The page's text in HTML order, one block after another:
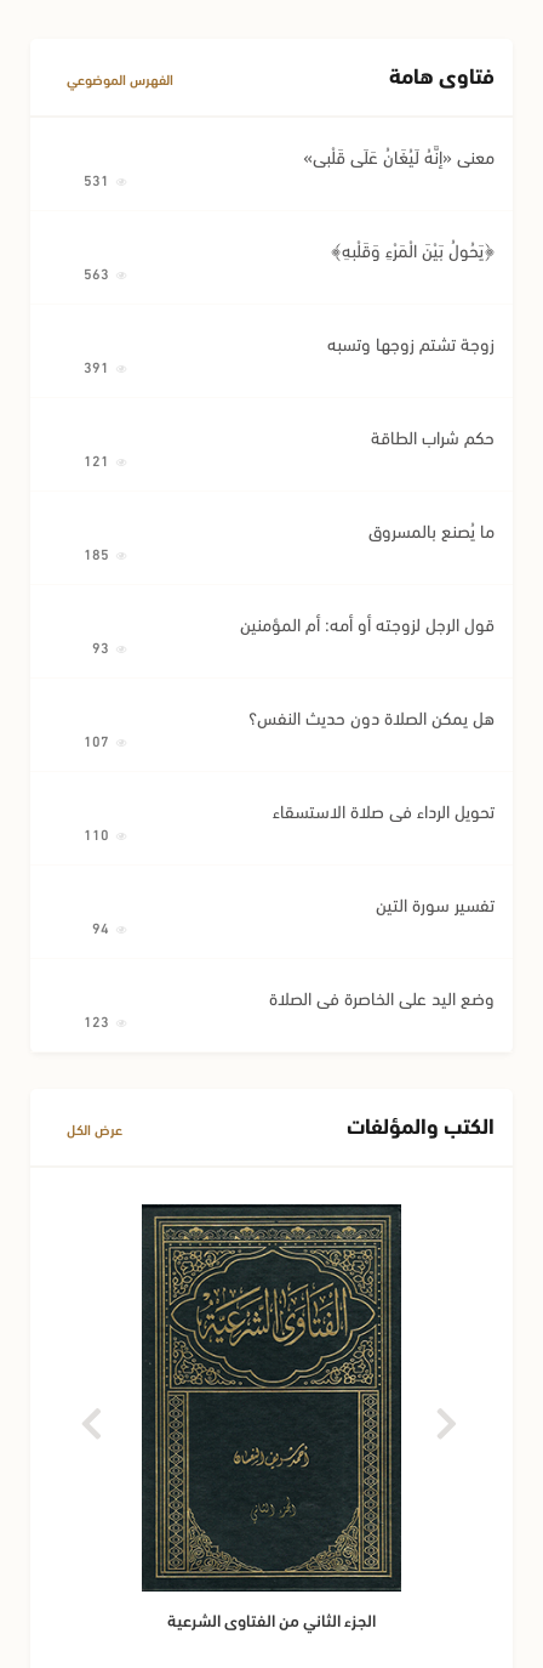
مسائل متفرقة في المعاملات
فتاوى هامة الفهرس الموضوعي
معنى «إِنَّهُ لَيُغَانُ عَلَى قَلْبِي»
﴿يَحُولُ بَيْنَ الْمَرْءِ وَقَلْبِهِ﴾
زوجة تشتم زوجها وتسبه
حكم شراب الطاقة
ما يُصنع بالمسروق
قول الرجل لزوجته أو أمه: أم المؤمنين
هل يمكن الصلاة دون حديث النفس؟
تحويل الرداء في صلاة الاستسقاء
تفسير سورة التين
وضع اليد على الخاصرة في الصلاة
الكتب والمؤلفات عرض الكل
الجزء الثاني من الفتاوى الشرعية